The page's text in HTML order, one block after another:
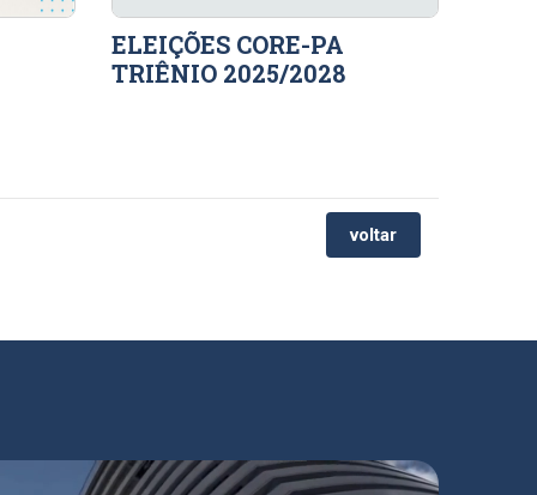
ELEIÇÕES CORE-PA
TRIÊNIO 2025/2028
voltar